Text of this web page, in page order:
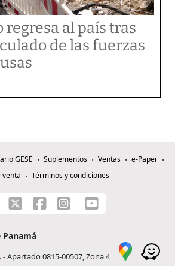
regresa al país tras
de las fuerzas
GESE Suplementos Ventas
e-Paper
venta
Términos y condiciones
Panamá
Apartado 0815-00507, Zona 4